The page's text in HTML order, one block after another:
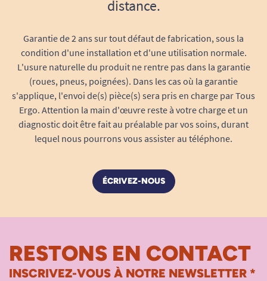
distance.
Garantie de 2 ans sur tout défaut de fabrication, sous la
condition d'une installation et d'une utilisation normale.
L'usure naturelle du produit ne rentre pas dans la garantie
(roues, pneus, poignées). Dans les cas où la garantie
s'applique, l'envoi de(s) pièce(s) sera pris en charge par Tous
Ergo. Attention la main d'œuvre reste à votre charge et un
diagnostic doit être fait au préalable par vos soins, durant
lequel nous pourrons vous assister au téléphone.
ÉCRIVEZ-NOUS
RESTONS EN CONTACT
INSCRIVEZ-VOUS À NOTRE NEWSLETTER *